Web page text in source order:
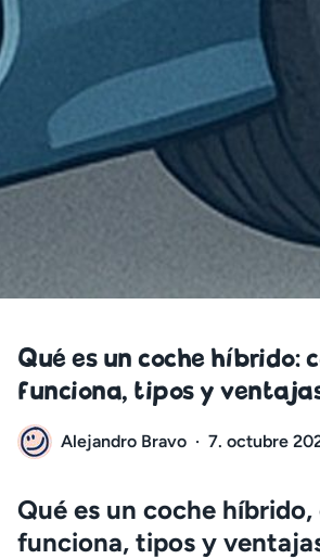
Qué es un coche híbrido:
funciona, tipos y
Alejandro Bravo · 7. octubre
Qué es un coche
funciona, tipos y